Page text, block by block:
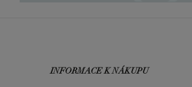
INFORMACE K NÁKUPU